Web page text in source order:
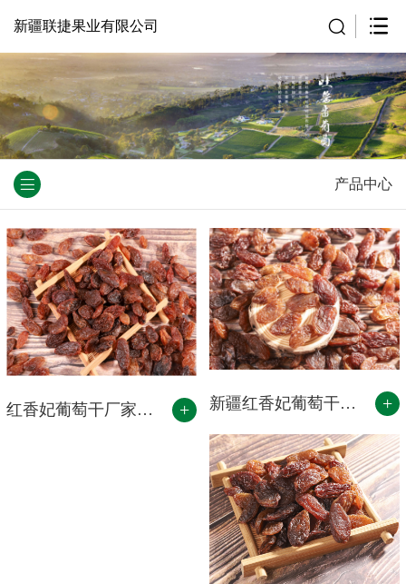
新疆联捷果业有限公司
产品中心
红香妃葡萄干厂家直销 + 新疆红香妃葡萄干厂家 +